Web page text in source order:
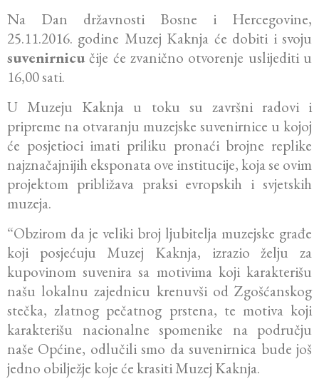
Na Dan državnosti Bosne i Hercegovine,
25.11.2016. godine Muzej Kaknja će dobiti i svoju
suvenirnicu čije će zvanično otvorenje uslijediti u
16,00 sati.
U Muzeju Kaknja u toku su završni radovi i
pripreme na otvaranju muzejske suvenirnice u kojoj
će posjetioci imati priliku pronaći brojne replike
najznačajnijih eksponata ove institucije, koja se ovim
projektom približava praksi evropskih i svjetskih
muzeja.
“Obzirom da je veliki broj ljubitelja muzejske građe
koji posjećuju Muzej Kaknja, izrazio želju za
kupovinom suvenira sa motivima koji karakterišu
našu lokalnu zajednicu krenuvši od Zgošćanskog
stečka, zlatnog pečatnog prstena, te motiva koji
karakterišu nacionalne spomenike na području
naše Općine, odlučili smo da suvenirnica bude još
jedno obilježje koje će krasiti Muzej Kaknja.